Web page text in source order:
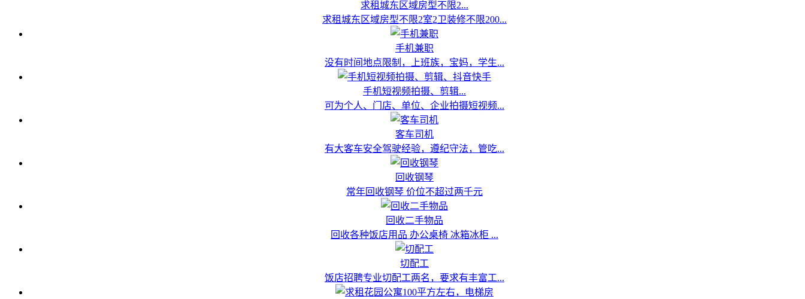
求租城东区域房型不限2...
求租城东区域房型不限2室2卫装修不限200...
手机兼职
没有时间地点限制，上班族，宝妈，学生...
手机短视频拍摄、剪辑...
可为个人、门店、单位、企业拍摄短视频...
客车司机
有大客车安全驾驶经验，遵纪守法，管吃...
回收钢琴
常年回收钢琴 价位不超过两千元
回收二手物品
回收各种饭店用品 办公桌椅 冰箱冰柜 ...
切配工
饭店招聘专业切配工两名，要求有丰富工...